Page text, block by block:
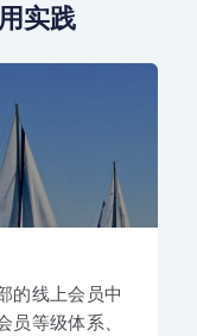
实践
的线上会员中
等级体系、